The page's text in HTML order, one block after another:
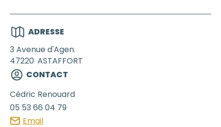
ADRESSE
3 Avenue d'Agen.
47220 ASTAFFORT
CONTACT
Cédric Renouard
05 53 66 04 79
Email